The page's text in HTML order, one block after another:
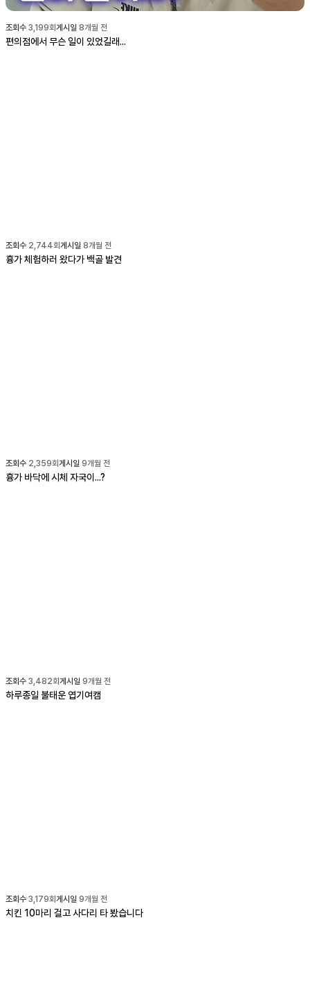
조회수 3,199회게시일 8개월 전
편의점에서 무슨 일이 있었길래...
조회수 2,744회게시일 8개월 전
흉가 체험하러 왔다가 백골 발견
조회수 2,359회게시일 9개월 전
흉가 바닥에 시체 자국이...?
조회수 3,482회게시일 9개월 전
하루종일 불태운 엽기여캠
조회수 3,179회게시일 9개월 전
치킨 10마리 걸고 사다리 타 봤습니다